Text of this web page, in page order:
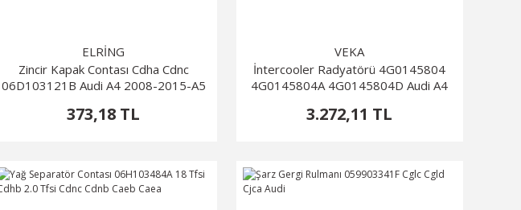
ELRİNG
Zincir Kapak Contası Cdha Cdnc
06D103121B Audi A4 2008-2015-A5
373,18 TL
VEKA
İntercooler Radyatörü 4G0145804
4G0145804A 4G0145804D Audi A4
3.272,11 TL